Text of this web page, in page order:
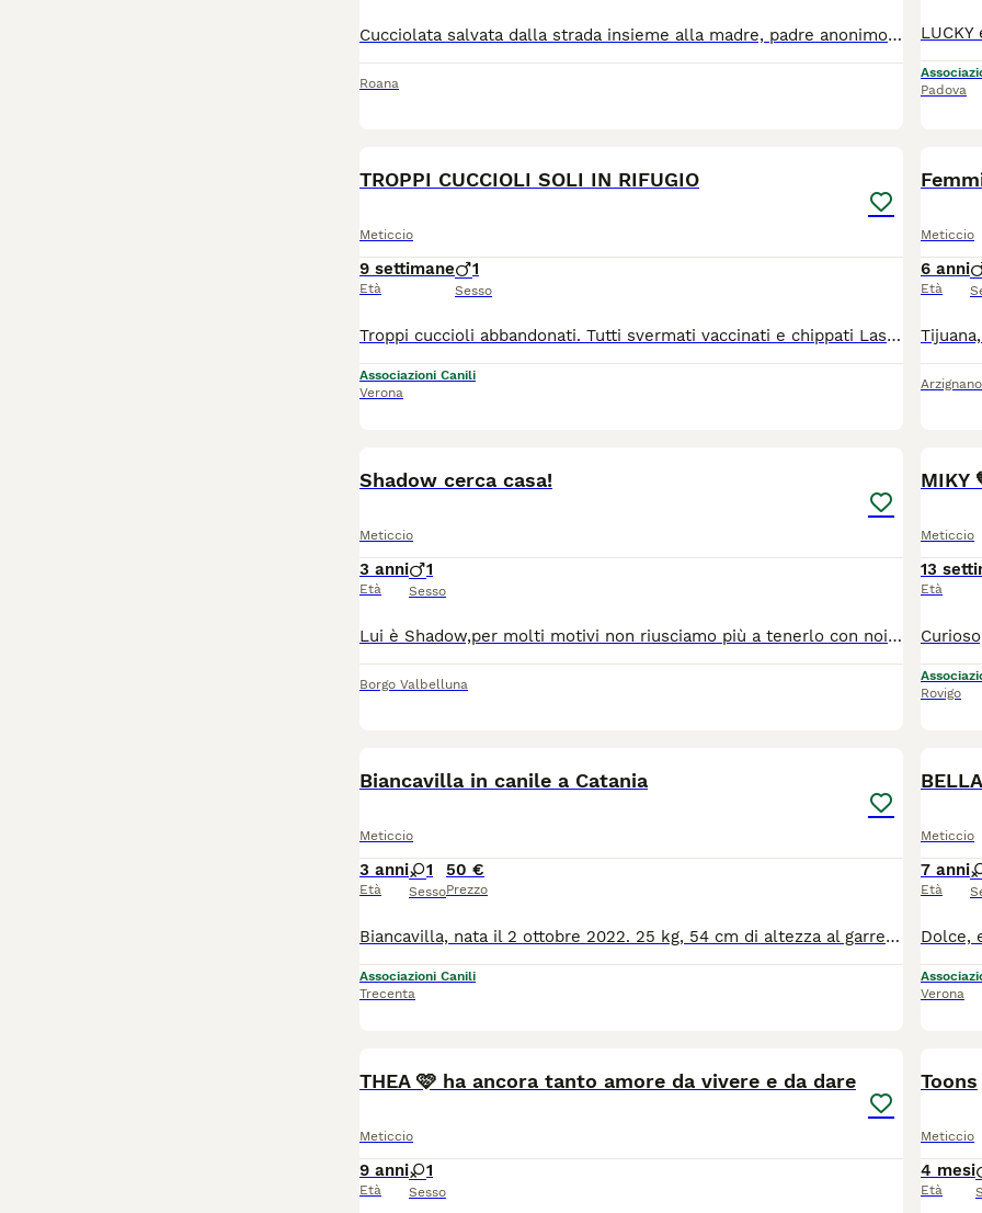
Cucciolata salvata dalla strada insieme alla madre, padre anonimo, il maschio è quello bianco, le altre sono tutte femmine. Tutti i cuccioli sono a pelo corto. I cani potranno essere consegnati da fine agosto. Contattare SOLO SE REALMENTE INTERESSATI. Questi cuccioli hanno bisogno di un giardino essendo futura taglia media, ci sarà un modulo pre adozione da compilare e le spese per le vaccinazioni microchip saranno a proprio carico (all'incirca 50 euro)
Roana
Padova
TROPPI CUCCIOLI SOLI IN RIFUGIO
Meticcio
9 settimane
Età
1
Sesso
Troppi cuccioli abbandonati. Tutti svermati vaccinati e chippati Lasciati a morire...in strada come spazzatura. Sono bellissimi. buonissimi e socievoli non lasciateli soli e rinchiusi. Taglie medie, Dai 60 giorni in su. Per adottarne uno 340]578]3896]. chiamate! Arrivano in staffetta.
Associazioni Canili
Verona
Meticcio
6 anni
Età
Arzignano
Shadow cerca casa!
Meticcio
3 anni
Età
1
Sesso
Lui è Shadow,per molti motivi non riusciamo più a tenerlo con noi, è castrato e ha il microchip! è molto vivace e dolce con tutti,gioca un sacco e ama le coccole. è un pastore belga misto maremmano maschio,nato il 02/05/2023! Per informazioni o domande rimango disponibile qui o su whatsapp:3519112482
Borgo Valbelluna
MIKY
Meticcio
13
Età
Rovigo
Biancavilla in canile a Catania
Meticcio
3 anni
Età
1
Sesso
50 €
Prezzo
Biancavilla, nata il 2 ottobre 2022. 25 kg, 54 cm di altezza al garrese. Questa povera tesoro è stata trovata legata alla recinzione del rifugio; purtroppo, quindi, non sappiamo nulla del suo passato. Sappiamo però che è una cagnolina davvero adorabile e bellissima. Ha delle macchie meravigliose e particolari che la rendono assolutamente unica! Per maggiori informazioni, chiamare il numero 0039/3714497821.
Associazioni Canili
Trecenta
Meticcio
7 anni
Età
Verona
THEA 🩷 ha ancora tanto amore da vivere e da dare
Meticcio
9 anni
Età
1
Sesso
Toons
Meticcio
4 mesi
Età